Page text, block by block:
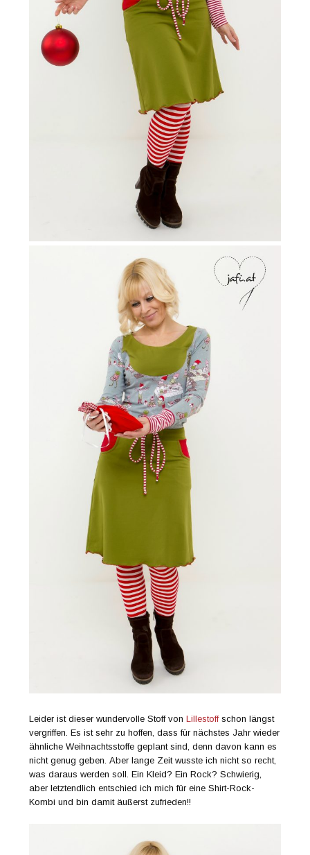
Leider ist dieser wundervolle Stoff vonLillestoffschon längst
vergriffen. Es ist sehr zu hoffen, dass für nächstes Jahr wieder
ähnliche Weihnachtsstoffe geplant sind, denn davon kann es
nicht genug geben. Aber lange Zeit wusste ich nicht so recht,
was daraus werden soll. Ein Kleid? Ein Rock? Schwierig,
aber letztendlich entschied ich mich für eine Shirt-Rock-
Kombi und bin damit äußerst zufrieden!!